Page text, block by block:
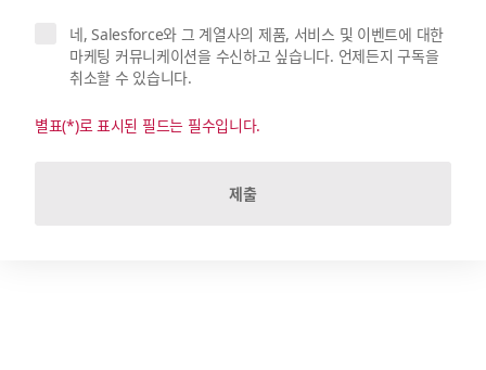
네, Salesforce와 그 계열사의 제품, 서비스 및 이벤트에 대한
마케팅 커뮤니케이션을 수신하고 싶습니다. 언제든지 구독을
취소할 수 있습니다.
별표(*)로 표시된 필드는 필수입니다.
제출